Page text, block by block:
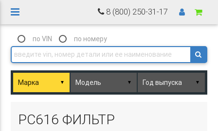
8 (800) 250-31-17
по VIN по номеру
▼ ▼ ▼
PC616 ФИЛЬТР